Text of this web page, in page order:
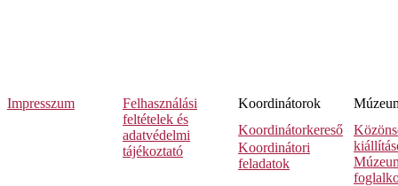
Impresszum
Felhasználási
feltételek és
adatvédelmi
tájékoztató
Koordinátorok
Koordinátorkereső
Koordinátori
feladatok